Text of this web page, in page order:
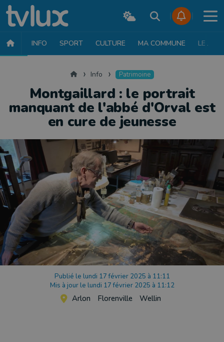
INFO SPORT CULTURE MA COMMUNE LE JT
AccueilInfo Patrimoine
Montgaillard : le portrait
manquant de l'abbé d'Orval est
en cure de jeunesse
Publié le lundi 17 février 2025 à 11:11
Mis à jour le lundi 17 février 2025 à 11:12
Arlon Florenville Wellin